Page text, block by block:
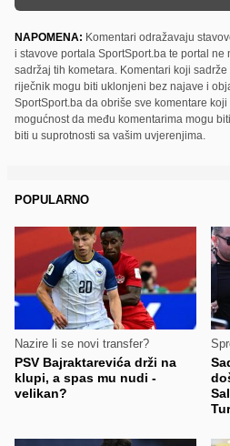
NAPOMENA: Komentari odražavaju
i stavove portala SportSport.ba te portal ne
sadržaj tih kometara. Komentari koji
riječnik mogu biti uklonjeni bez najave i
SportSport.ba da obriše sve komentare
mogućnost da među komentarima mogu
biti u suprotnosti sa vašim uvjerenjima.
POPULARNO
Nazire li se novi transfer?
PSV Bajraktarevića drži na
klupi, a spas mu nudi -
velikan?